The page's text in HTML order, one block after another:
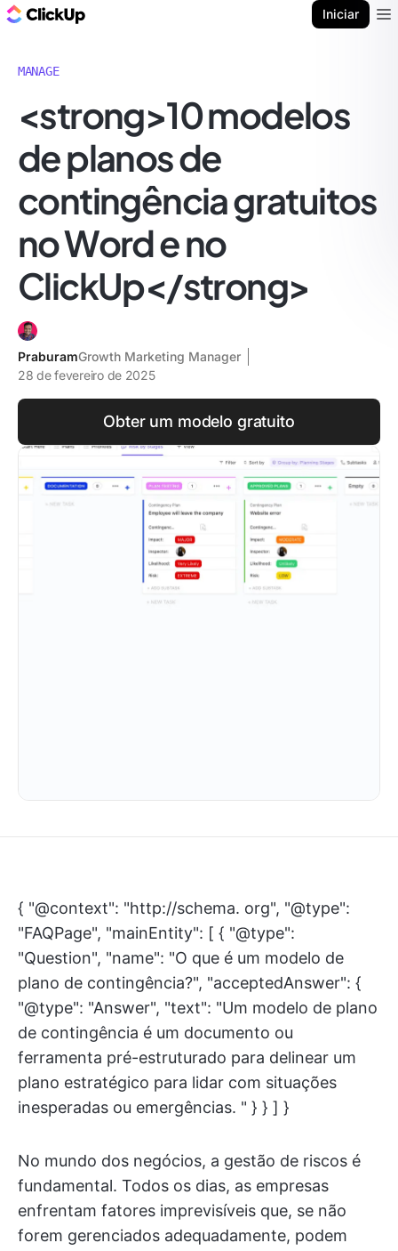
Iniciar
MANAGE
<strong>10 modelos
de planos de
contingência gratuitos
no Word e no
ClickUp</strong>
PraburamGrowth Marketing Manager
28 de fevereiro de 2025
Obter um modelo gratuito
{ "@context": "http://schema. org", "@type":
"FAQPage", "mainEntity": [ { "@type":
"Question", "name": "O que é um modelo de
plano de contingência?", "acceptedAnswer": {
"@type": "Answer", "text": "Um modelo de plano
de contingência é um documento ou
ferramenta pré-estruturado para delinear um
plano estratégico para lidar com situações
inesperadas ou emergências. " } } ] }
No mundo dos negócios, a gestão de riscos é
fundamental. Todos os dias, as empresas
enfrentam fatores imprevisíveis que, se não
forem gerenciados adequadamente, podem